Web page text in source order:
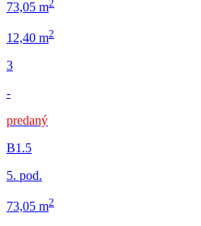
73,05 m2
12,40 m2
3
-
predaný
B1.5
5. pod.
73,05 m2